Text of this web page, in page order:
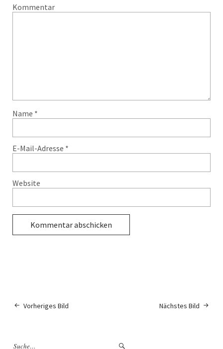
Kommentar
Name *
E-Mail-Adresse *
Website
Nächstes Bild
Vorheriges Bild